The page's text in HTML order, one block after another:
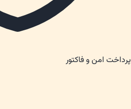
پرداخت امن و فاکتور